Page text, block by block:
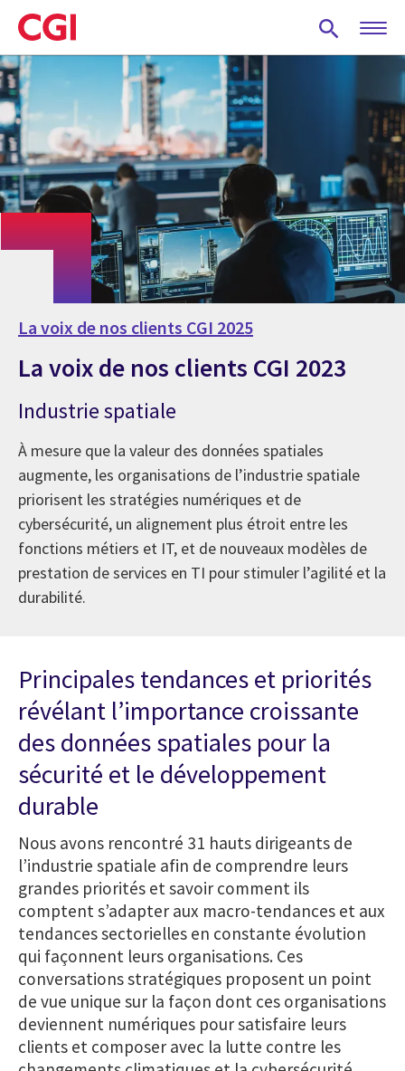
Skip
to
main
content
La voix de nos clients CGI 2025
La voix de nos clients CGI 2023
Industrie spatiale
À mesure que la valeur des données spatiales
augmente, les organisations de l’industrie spatiale
priorisent les stratégies numériques et de
cybersécurité, un alignement plus étroit entre les
fonctions métiers et IT, et de nouveaux modèles de
prestation de services en TI pour stimuler l’agilité et la
durabilité.
Principales tendances et priorités
révélant l’importance croissante
des données spatiales pour la
sécurité et le développement
durable
Nous avons rencontré 31 hauts dirigeants de
l’industrie spatiale afin de comprendre leurs
grandes priorités et savoir comment ils
comptent s’adapter aux macro-tendances et aux
tendances sectorielles en constante évolution
qui façonnent leurs organisations. Ces
conversations stratégiques proposent un point
de vue unique sur la façon dont ces organisations
deviennent numériques pour satisfaire leurs
clients et composer avec la lutte contre les